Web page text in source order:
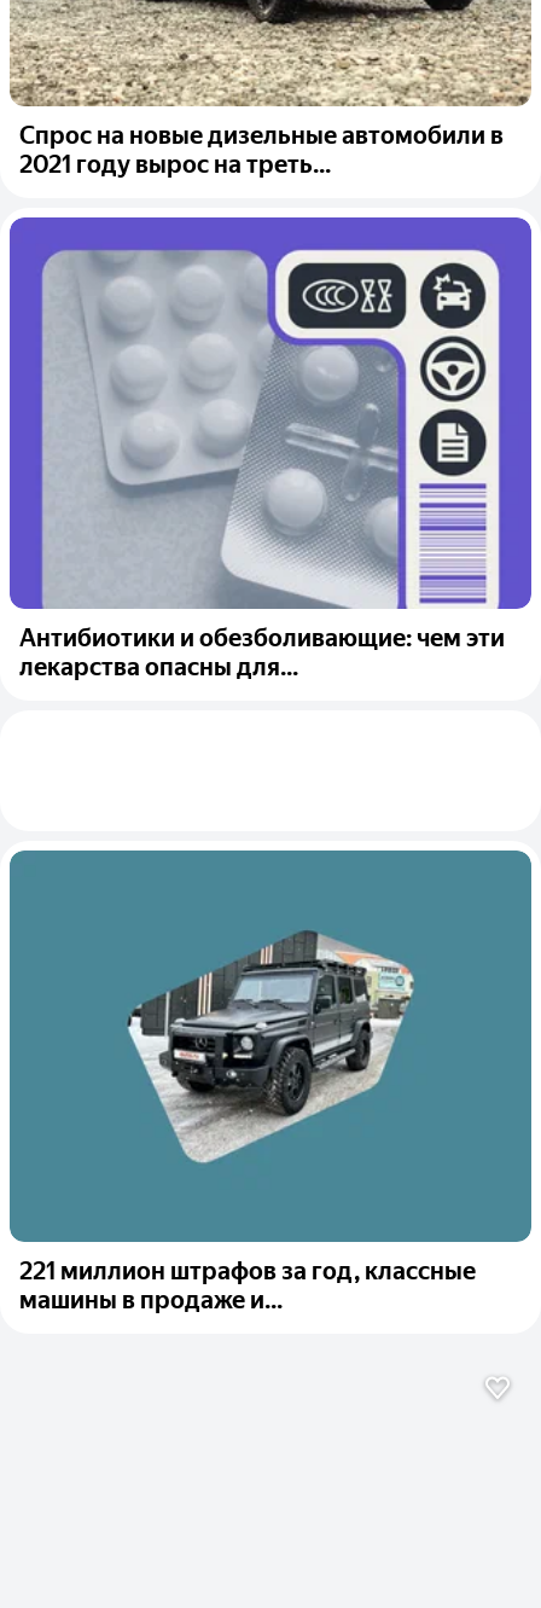
Спрос на новые дизельные автомобили в
2021 году вырос на треть...
Антибиотики и обезболивающие: чем эти
лекарства опасны для...
221 миллион штрафов за год, классные
машины в продаже и...